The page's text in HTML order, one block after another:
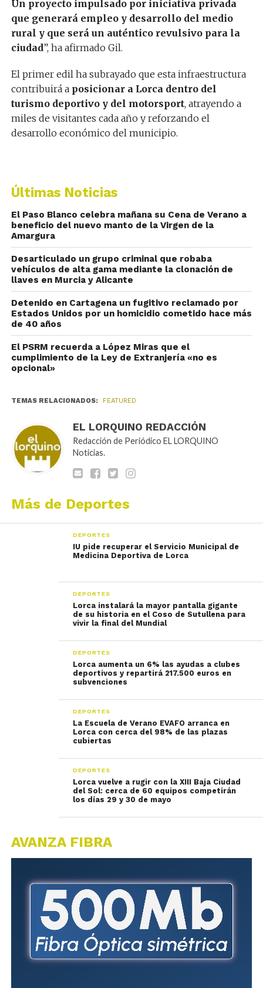
Un proyecto impulsado por iniciativa privada
que generará empleo y desarrollo del medio
rural y que será un auténtico revulsivo para la
ciudad”, ha afirmado Gil.
El primer edil ha subrayado que esta infraestructura
contribuirá a posicionar a Lorca dentro del
turismo deportivo y del motorsport, atrayendo a
miles de visitantes cada año y reforzando el
desarrollo económico del municipio.
Últimas Noticias
El Paso Blanco celebra mañana su Cena de Verano a
beneficio del nuevo manto de la Virgen de la
Amargura
Desarticulado un grupo criminal que robaba
vehículos de alta gama mediante la clonación de
llaves en Murcia y Alicante
Detenido en Cartagena un fugitivo reclamado por
Estados Unidos por un homicidio cometido hace más
de 40 años
El PSRM recuerda a López Miras que el
cumplimiento de la Ley de Extranjería «no es
opcional»
TEMAS RELACIONADOS: FEATURED
EL LORQUINO REDACCIÓN
Redacción de Periódico EL LORQUINO
Noticias.
Más de Deportes
DEPORTES
IU pide recuperar el Servicio Municipal de
Medicina Deportiva de Lorca
DEPORTES
Lorca instalará la mayor pantalla gigante
de su historia en el Coso de Sutullena para
vivir la final del Mundial
DEPORTES
Lorca aumenta un 6% las ayudas a clubes
deportivos y repartirá 217.500 euros en
subvenciones
DEPORTES
La Escuela de Verano EVAFO arranca en
Lorca con cerca del 98% de las plazas
cubiertas
DEPORTES
Lorca vuelve a rugir con la XIII Baja Ciudad
del Sol: cerca de 60 equipos competirán
los días 29 y 30 de mayo
AVANZA FIBRA